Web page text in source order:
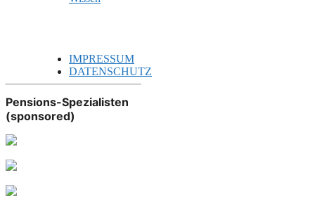
IMPRESSUM
DATENSCHUTZ
Pensions-Spezialisten
(sponsored)